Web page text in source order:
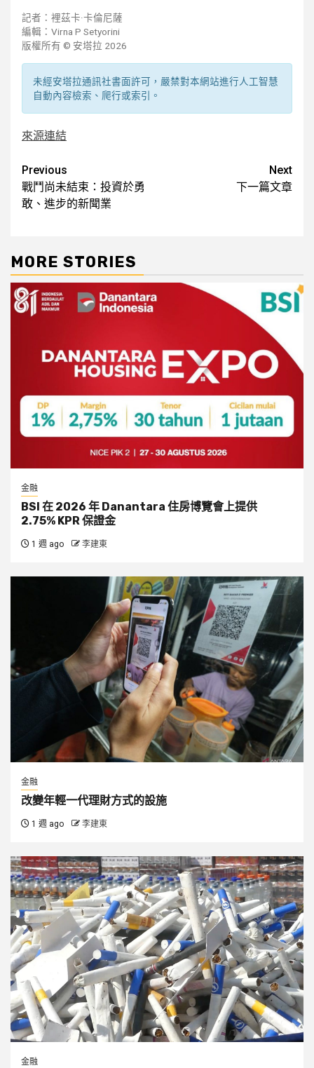
記者：裡茲卡·卡倫尼薩
編輯：Virna P Setyorini
版權所有 © 安塔拉 2026
未經安塔拉通訊社書面許可，嚴禁對本網站進行人工智慧
自動內容檢索、爬行或索引。
來源連結
Post
navigation
Previous
戰鬥尚未結束：投資於勇
敢、進步的新聞業
Next
下一篇文章
MORE STORIES
金融
BSI 在 2026 年 Danantara 住房博覽會上提供
2.75% KPR 保證金
1 週 ago 李建東
金融
改變年輕一代理財方式的設施
1 週 ago 李建東
金融